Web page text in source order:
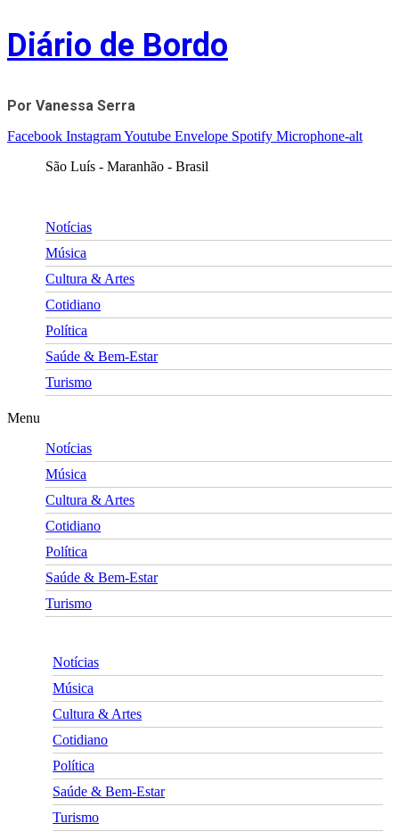
Skip
to
content
Diário de Bordo
Por Vanessa Serra
Facebook InstagramYoutube Envelope Spotify Microphone-alt
São Luís - Maranhão - Brasil
Notícias
Música
Cultura & Artes
Cotidiano
Política
Saúde & Bem-Estar
Turismo
Menu
Notícias
Música
Cultura & Artes
Cotidiano
Política
Saúde & Bem-Estar
Turismo
Notícias
Música
Cultura & Artes
Cotidiano
Política
Saúde & Bem-Estar
Turismo